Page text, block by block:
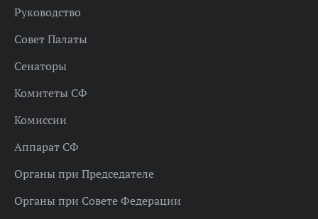
Руководство
Совет Палаты
Сенаторы
Комитеты СФ
Комиссии
Аппарат СФ
Органы при Председателе
Органы при Совете Федерации